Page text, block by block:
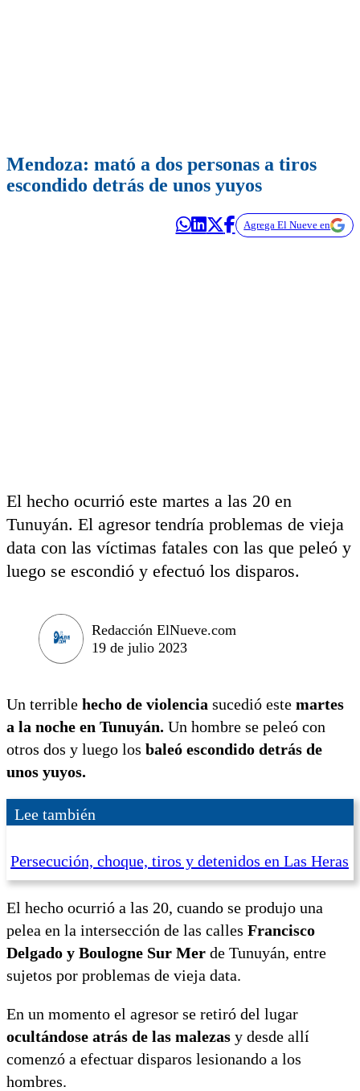
Mendoza: mató a dos personas a tiros
escondido detrás de unos yuyos
Agrega El Nueve en
El hecho ocurrió este martes a las 20 en
Tunuyán. El agresor tendría problemas de vieja
data con las víctimas fatales con las que peleó y
luego se escondió y efectuó los disparos.
Redacción ElNueve.com
19 de julio 2023
Un terrible hecho de violencia sucedió este martes
a la noche en Tunuyán. Un hombre se peleó con
otros dos y luego los baleó escondido detrás de
unos yuyos.
Lee también
Persecución, choque, tiros y detenidos en Las Heras
El hecho ocurrió a las 20, cuando se produjo una
pelea en la intersección de las calles Francisco
Delgado y Boulogne Sur Mer de Tunuyán, entre
sujetos por problemas de vieja data.
En un momento el agresor se retiró del lugar
ocultándose atrás de las malezas y desde allí
comenzó a efectuar disparos lesionando a los
hombres.